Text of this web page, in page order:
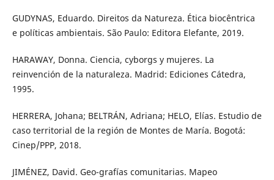
GUDYNAS, Eduardo. Direitos da Natureza. Ética biocêntrica
e políticas ambientais. São Paulo: Editora Elefante, 2019.
HARAWAY, Donna. Ciencia, cyborgs y mujeres. La
reinvención de la naturaleza. Madrid: Ediciones Cátedra,
1995.
HERRERA, Johana; BELTRÁN, Adriana; HELO, Elías. Estudio de
caso territorial de la región de Montes de María. Bogotá:
Cinep/PPP, 2018.
JIMÉNEZ, David. Geo-grafías comunitarias. Mapeo